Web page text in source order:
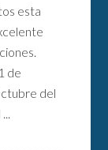
esta
de
del